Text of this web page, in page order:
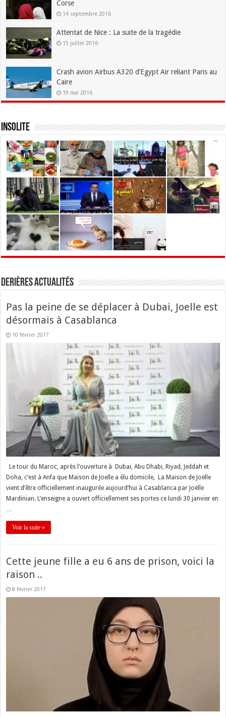
Corse
14 septembre 2016
Attentat de Nice : La suite de la tragédie
15 juillet 2016
Crash avion Airbus A320 d’Egypt Air reliant Paris au
Caire
19 mai 2016
Insolite
Derières actualités
Pas la peine de se déplacer à Dubai, Joelle est
désormais à Casablanca
10 février 2017
Le tour du Maroc, après l’ouverture à Dubai, Abu Dhabi, Riyad, Jeddah et
Doha, c’est à Anfa que Maison de Joelle a élu domicile, La Maison de Joëlle
vient d’être officiellement inaugurée aujourd’hui à Casablanca par Joëlle
Mardinian. L’enseigne a ouvert officiellement ses portes ce lundi 30 janvier en
…
Voir la suite »
Cette jeune fille a eu 6 ans de prison, voici la
raison ..
8 février 2017